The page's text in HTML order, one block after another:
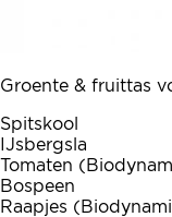
Groente & fruittas
Spitskool
IJsbergsla
Tomaten
Bospeen
Raapjes